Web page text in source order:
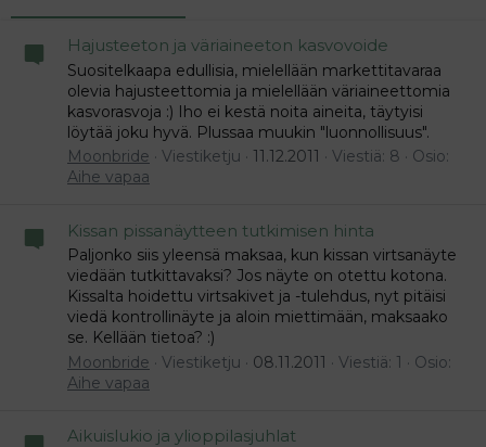
Hajusteeton ja väriaineeton kasvovoide
Suositelkaapa edullisia, mielellään markettitavaraa
olevia hajusteettomia ja mielellään väriaineettomia
kasvorasvoja :) Iho ei kestä noita aineita, täytyisi
löytää joku hyvä. Plussaa muukin "luonnollisuus".
Moonbride
Viestiketju 11.12.2011 Viestiä: 8
Osio:
Aihe vapaa
Kissan pissanäytteen tutkimisen hinta
Paljonko siis yleensä maksaa, kun kissan virtsanäyte
viedään tutkittavaksi? Jos näyte on otettu kotona.
Kissalta hoidettu virtsakivet ja -tulehdus, nyt pitäisi
viedä kontrollinäyte ja aloin miettimään, maksaako
se. Kellään tietoa? :)
Moonbride
Viestiketju 08.11.2011 Viestiä: 1
Osio:
Aihe vapaa
Aikuislukio ja ylioppilasjuhlat